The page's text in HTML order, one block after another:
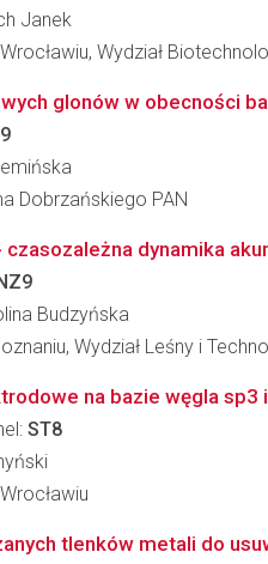
Janek
Wydział
glonów w obecności
Dobrzańskiego PAN
dynamika
Budzyńska
Wydział Leśny i
na bazie węgla
ST8
tlenków metali do